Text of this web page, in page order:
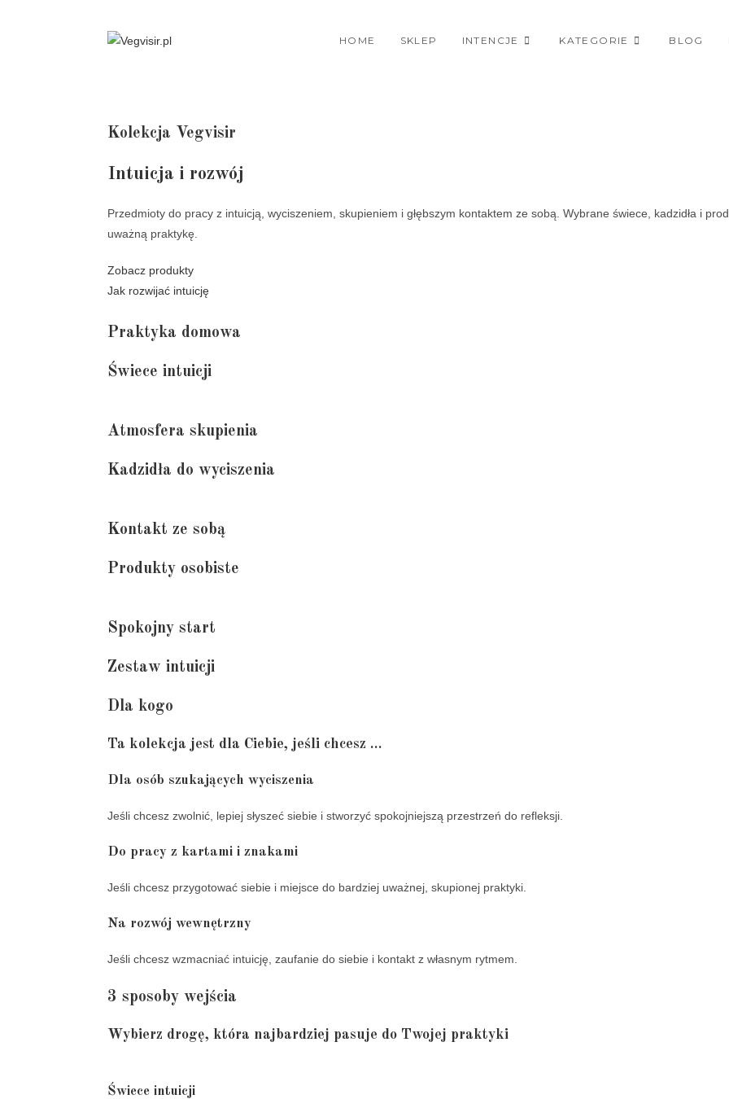
HOME SKLEP INTENCJE KATEGORIE BLOG
Kolekcja Vegvisir
Intuicja i rozwój
Przedmioty do pracy z intuicją, wyciszeniem, skupieniem i głębszym kontaktem ze sobą. Wybrane świece, kadzidła i
uważną praktykę.
Zobacz produkty
Jak rozwijać intuicję
Praktyka domowa
Świece intuicji
Atmosfera skupienia
Kadzidła do wyciszenia
Kontakt ze sobą
Produkty osobiste
Spokojny start
Zestaw intuicji
Dla kogo
Ta kolekcja jest dla Ciebie, jeśli chcesz …
Dla osób szukających wyciszenia
Jeśli chcesz zwolnić, lepiej słyszeć siebie i stworzyć spokojniejszą przestrzeń do refleksji.
Do pracy z kartami i znakami
Jeśli chcesz przygotować siebie i miejsce do bardziej uważnej, skupionej praktyki.
Na rozwój wewnętrzny
Jeśli chcesz wzmacniać intuicję, zaufanie do siebie i kontakt z własnym rytmem.
3 sposoby wejścia
Wybierz drogę, która najbardziej pasuje do Twojej praktyki
Świece intuicji